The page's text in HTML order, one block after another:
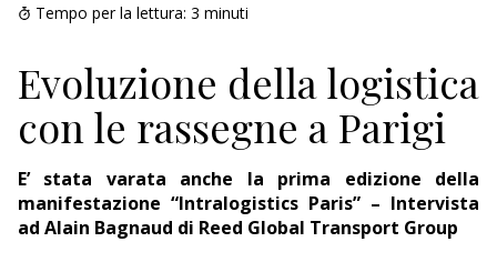
INDUSTRIA
RICERCA
ECONOMIA
TURISMO
Tempo per la lettura: 3 minuti
Evoluzione della logistica
con le rassegne a Parigi
E’ stata varata anche la prima edizione della
manifestazione “Intralogistics Paris” – Intervista
ad Alain Bagnaud di Reed Global Transport Group